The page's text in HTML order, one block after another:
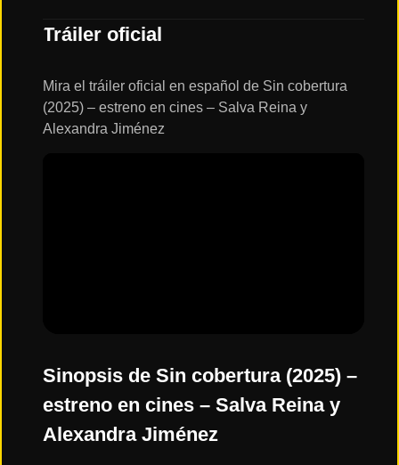
ESTRENOS
Estrenos
GÉNEROS
Tráiler oficial
Mira el tráiler oficial en español de Sin cobertura
(2025) – estreno en cines – Salva Reina y
Alexandra Jiménez
Sinopsis de Sin cobertura (2025) –
estreno en cines – Salva Reina y
Alexandra Jiménez